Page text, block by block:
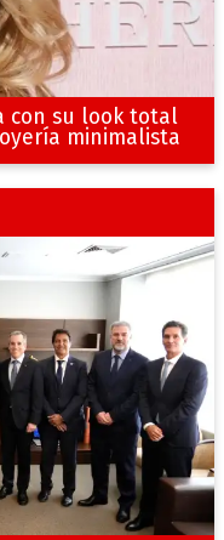
con su look total
minimalista